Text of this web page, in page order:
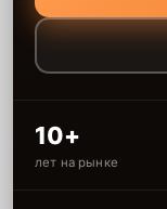
10+
лет на рынке